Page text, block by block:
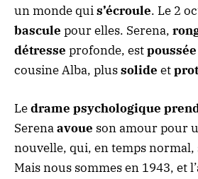
un monde quis’écroule. Le 2
bascule pour elles. Serena,
détresse profonde, estpoussée
cousine Alba, plussolide et
Ledrame psychologique
Serenaavoue son amour pour
nouvelle, qui, en temps normal,
Mais nous sommes en 1943, et